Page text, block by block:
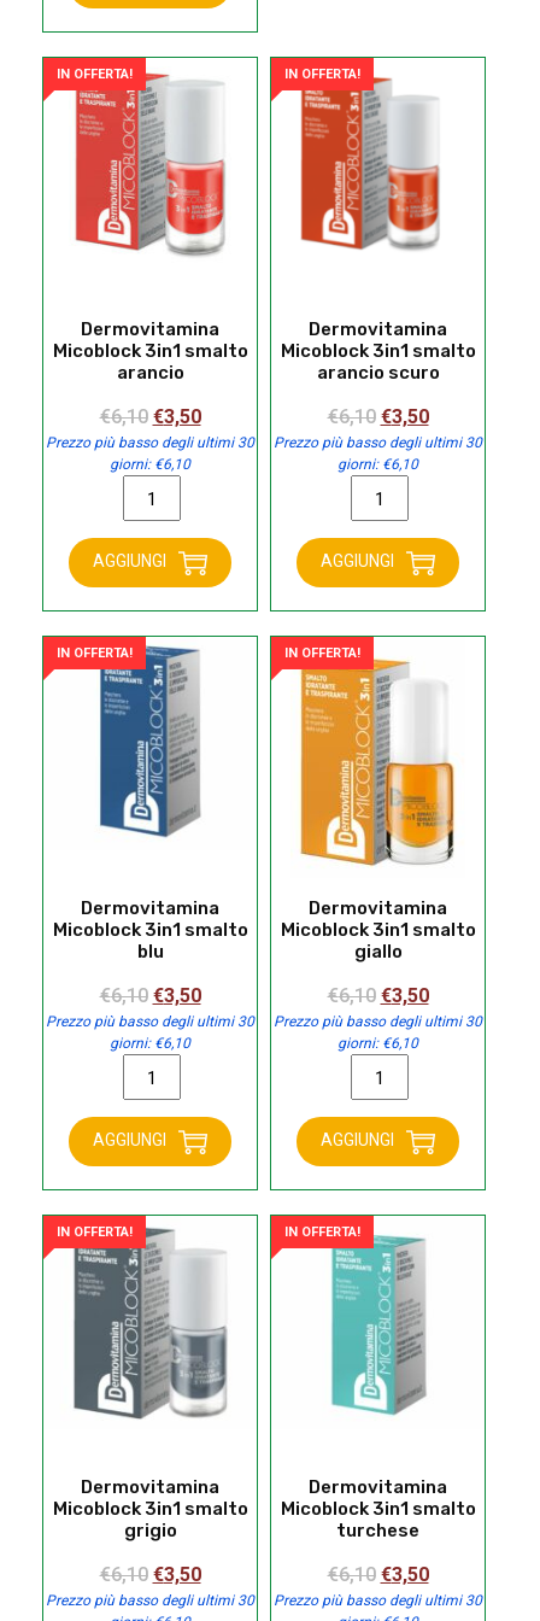
azione
50
ml
quantità
IN OFFERTA!
Dermovitamina
Micoblock 3in1 smalto
arancio
€6,10 Il
prezzo
originale
era:
€3,50Il
prezzo
Prezzo più basso degli ultimi 30
giorni: €6,10
Dermovitamina
3in1
smalto
arancio
AGGIUNGI
IN OFFERTA!
Dermovitamina
Micoblock 3in1 smalto
arancio scuro
€6,10 Il
prezzo
originale
era:
€3,50Il
prezzo
Prezzo più basso degli ultimi 30
giorni: €6,10
Dermovitamina
3in1
smalto
arancio
quantità
AGGIUNGI
IN OFFERTA!
Dermovitamina
Micoblock 3in1 smalto
blu
€6,10 Il
prezzo
originale
era:
€3,50Il
prezzo
Prezzo più basso degli ultimi 30
giorni: €6,10
Dermovitamina
3in1
smalto
blu
AGGIUNGI
IN OFFERTA!
Dermovitamina
Micoblock 3in1 smalto
giallo
€6,10 Il
prezzo
originale
era:
€3,50Il
prezzo
Prezzo più basso degli ultimi 30
giorni: €6,10
Dermovitamina
3in1
smalto
giallo
AGGIUNGI
IN OFFERTA!
Dermovitamina
Micoblock 3in1 smalto
grigio
€6,10 Il
prezzo
€3,50Il
prezzo
Prezzo più basso degli ultimi 30
IN OFFERTA!
Dermovitamina
Micoblock 3in1 smalto
turchese
€6,10 Il
prezzo
€3,50Il
prezzo
Prezzo più basso degli ultimi 30